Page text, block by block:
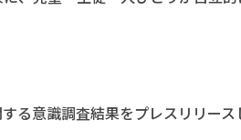
る意識調査結果をプレスリリース